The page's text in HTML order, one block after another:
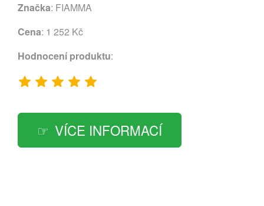
Značka: FIAMMA
Cena: 1 252 Kč
Hodnocení produktu:
VÍCE INFORMACÍ